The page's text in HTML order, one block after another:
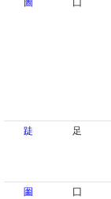
圖
囗
跿
足
圗
囗